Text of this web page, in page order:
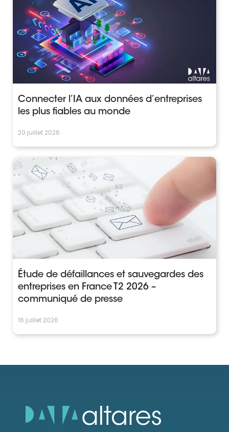
Connecter l’IA aux données d’entreprises
les plus fiables au monde
20 juillet 2026
Étude de défaillances et sauvegardes des
entreprises en France T2 2026 –
communiqué de presse
16 juillet 2026